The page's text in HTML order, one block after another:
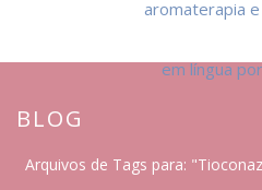
BLOG
Arquivos de Tags para: